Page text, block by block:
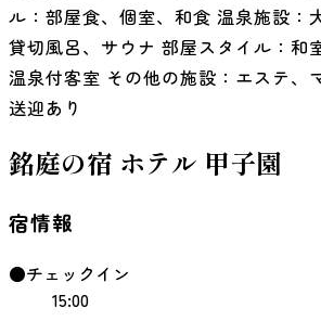
ル：部屋食、個室、和食 温泉施設：
貸切風呂、サウナ 部屋スタイル：和
温泉付客室 その他の施設：エステ、
送迎あり
銘庭の宿 ホテル 甲子園
宿情報
●チェックイン
15:00